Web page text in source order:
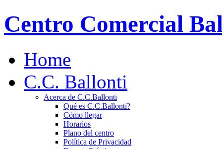
Centro Comercial
Home
C.C. Ballonti
Acerca de C.C.Ballonti
Qué es C.C.Ballonti?
Cómo llegar
Horarios
Plano del centro
Política de Privacidad